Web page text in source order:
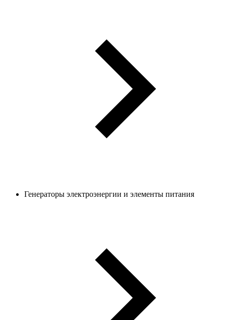
Генераторы электроэнергии и элементы питания